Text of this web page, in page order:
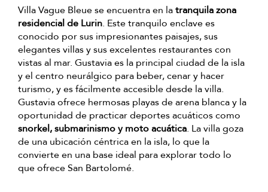
Villa Vague Bleue se encuentra en latranquila zona
residencial de Lurin. Este tranquilo enclave es
conocido por sus impresionantes paisajes, sus
elegantes villas y sus excelentes restaurantes con
vistas al mar. Gustavia es la principal ciudad de la isla
y el centro neurálgico para beber, cenar y hacer
turismo, y es fácilmente accesible desde la villa.
Gustavia ofrece hermosas playas de arena blanca y la
oportunidad de practicar deportes acuáticos como
snorkel, submarinismo y moto acuática. La villa goza
de una ubicación céntrica en la isla, lo que la
convierte en una base ideal para explorar todo lo
que ofrece San Bartolomé.